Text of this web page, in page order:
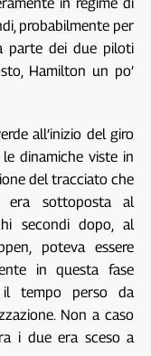
probabilmente per
parte dei due piloti
Hamilton un po’
all’inizio del giro
dinamiche viste in
del tracciato che
era sottoposta al
secondi dopo, al
poteva essere
in questa fase
il tempo perso da
Non a caso
i due era sceso a